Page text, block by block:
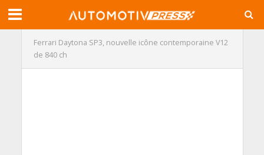
Ferrari Daytona SP3, nouvelle icône contemporaine V12
de 840 ch